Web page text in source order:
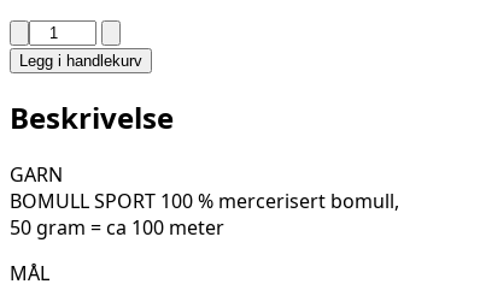
HJEMMEKOS
KJØKKENKLUT
280-
27
antall
Legg i handlekurv
Beskrivelse
GARN
BOMULL SPORT 100 % mercerisert bomull,
50 gram = ca 100 meter
MÅL